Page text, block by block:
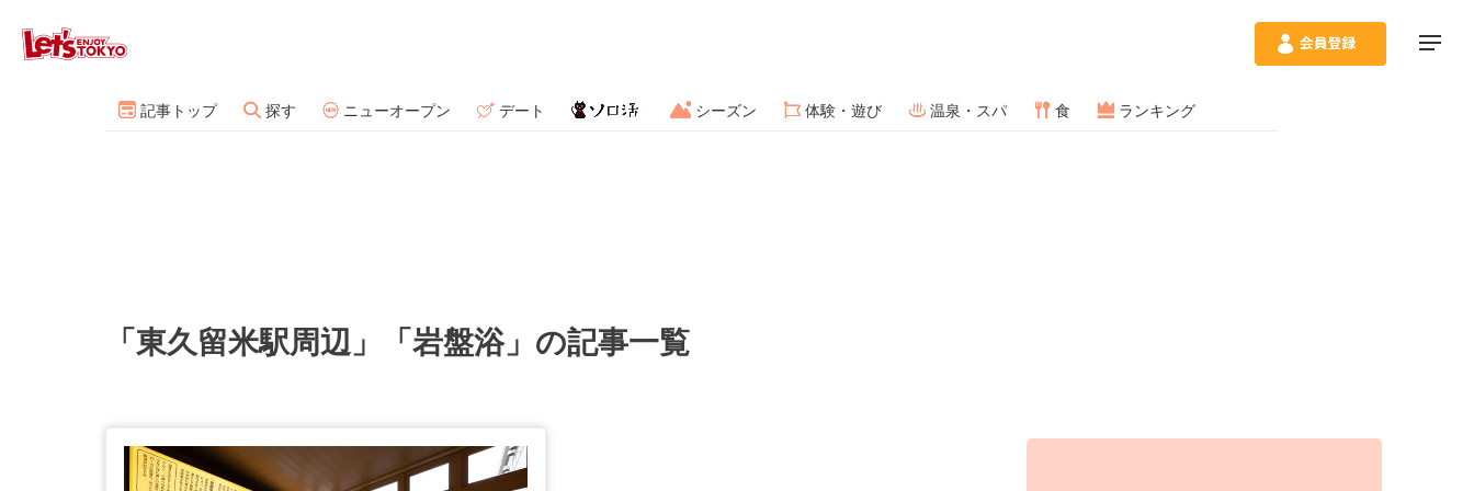
記事トップ 探す ニューオープン デート シーズン 体験・遊び 温泉・スパ 食 ランキング
「東久留米駅周辺」「岩盤浴」の記事一覧